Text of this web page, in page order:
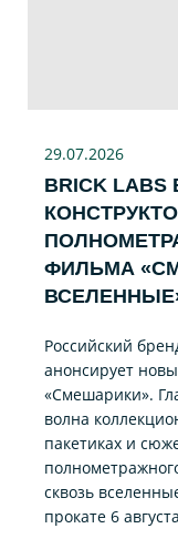
29.07.2026
BRICK
ФИЛЬМА
Российский
анонсирует
«Смешарики».
волна
пакетиках и
сквозь
прокате 6